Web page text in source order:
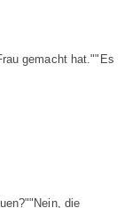
gemacht hat.""Es
die